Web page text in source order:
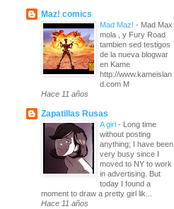
Maz! comics
Mad Maz! - Mad Max
mola , y Fury Road
tambien sed testigos
de la nueva blogwar
en Kame
http://www.kameislan
d.com M
Hace 11 años
Zapatillas Rusas
A girl -
Long time
without posting
anything; I have been
very busy since I
moved to NY to work
in advertising. But
today I found a
moment to draw a pretty girl lik...
Hace 11 años